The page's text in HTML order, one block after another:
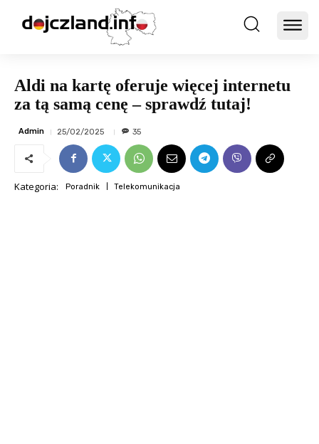
Aldi na kartę oferuje więcej internetu
za tą samą cenę – sprawdź tutaj!
Admin 25/02/2025 35
Kategoria: Poradnik Telekomunikacja